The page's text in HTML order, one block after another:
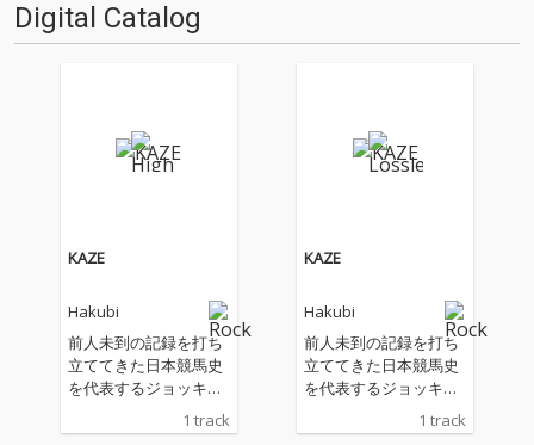
は、OTOTOYのニュー・カマ
ー・スタッ…
Digital Catalog
KAZE
Hakubi
前人未到の記録を打ち
立ててきた日本競馬史
を代表するジョッキ
40年を記念して開催さ
1 track
KAZE
Hakubi
前人未到の記録を打ち
立ててきた日本競馬史
を代表するジョッキ
ー・武豊の、デビュー
40年を記念して開催さ
1 track